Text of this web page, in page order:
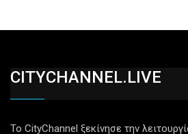
CITYCHANNEL.LIVE
Το CityChannel ξεκίνησε την